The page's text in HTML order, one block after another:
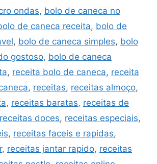
ondas, bolo de caneca no
de caneca receita, bolo de
, bolo de caneca simples, bolo
gostoso, bolo de caneca
, receita bolo de caneca, receita
, receitas, receitas almoço,
, receitas baratas, receitas de
receitas doces, receitas especiais,
, receitas faceis e rapidas,
, receitas jantar rapido, receitas